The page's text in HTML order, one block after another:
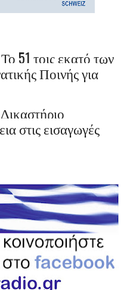
51 τοις εκατό των
Ποινής για
στις εισαγωγές